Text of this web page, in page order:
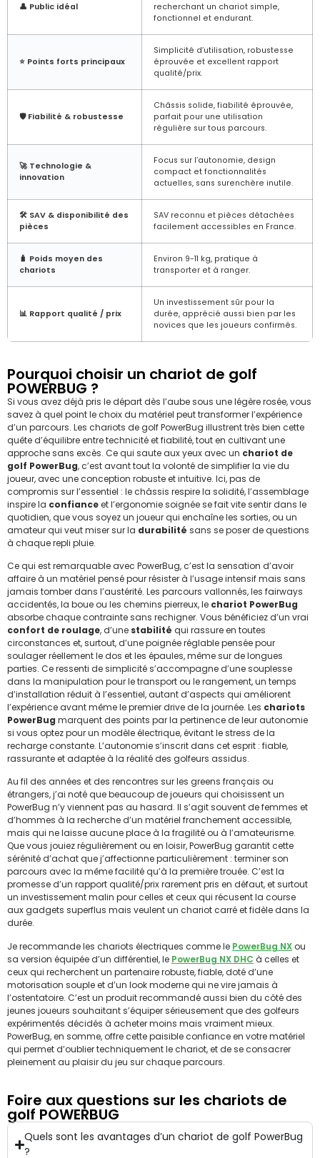
👤 Public idéal
recherchant un chariot simple,
fonctionnel et endurant.
⭐ Points forts principaux
Simplicité d’utilisation, robustesse
éprouvée et excellent rapport
qualité/prix.
🛡️ Fiabilité & robustesse
Châssis solide, fiabilité éprouvée,
parfait pour une utilisation
régulière sur tous parcours.
🚀 Technologie &
innovation
Focus sur l’autonomie, design
compact et fonctionnalités
actuelles, sans surenchère inutile.
🛠️ SAV & disponibilité des
pièces
SAV reconnu et pièces détachées
facilement accessibles en France.
🧳 Poids moyen des
chariots
Environ 9-11 kg, pratique à
transporter et à ranger.
📊 Rapport qualité / prix
Un investissement sûr pour la
durée, apprécié aussi bien par les
novices que les joueurs confirmés.
Pourquoi choisir un chariot de golf
POWERBUG ?
Si vous avez déjà pris le départ dès l’aube sous une légère rosée, vous
savez à quel point le choix du matériel peut transformer l’expérience
d’un parcours. Les chariots de golf PowerBug illustrent très bien cette
quête d’équilibre entre technicité et fiabilité, tout en cultivant une
approche sans excès. Ce qui saute aux yeux avec un chariot de
golf PowerBug, c’est avant tout la volonté de simplifier la vie du
joueur, avec une conception robuste et intuitive. Ici, pas de
compromis sur l’essentiel : le châssis respire la solidité, l’assemblage
inspire la confianceet l’ergonomie soignée se fait vite sentir dans le
quotidien, que vous soyez un joueur qui enchaîne les sorties, ou un
amateur qui veut miser sur la durabilité sans se poser de questions
à chaque repli pluie.
Ce qui est remarquable avec PowerBug, c’est la sensation d’avoir
affaire à un matériel pensé pour résister à l’usage intensif mais sans
jamais tomber dans l’austérité. Les parcours vallonnés, les fairways
accidentés, la boue ou les chemins pierreux, le chariot PowerBug
absorbe chaque contrainte sans rechigner. Vous bénéficiez d’un vrai
confort de roulage, d’une stabilité qui rassure en toutes
circonstances et, surtout, d’une poignée réglable pensée pour
soulager réellement le dos et les épaules, même sur de longues
parties. Ce ressenti de simplicité s’accompagne d’une souplesse
dans la manipulation pour le transport ou le rangement, un temps
d’installation réduit à l’essentiel, autant d’aspects qui améliorent
l’expérience avant même le premier drive de la journée. Les chariots
PowerBug marquent des points par la pertinence de leur autonomie
si vous optez pour un modèle électrique, évitant le stress de la
recharge constante. L’autonomie s’inscrit dans cet esprit : fiable,
rassurante et adaptée à la réalité des golfeurs assidus.
Au fil des années et des rencontres sur les greens français ou
étrangers, j’ai noté que beaucoup de joueurs qui choisissent un
PowerBug n’y viennent pas au hasard. Il s’agit souvent de femmes et
d’hommes à la recherche d’un matériel franchement accessible,
mais qui ne laisse aucune place à la fragilité ou à l’amateurisme.
Que vous jouiez régulièrement ou en loisir, PowerBug garantit cette
sérénité d’achat que j’affectionne particulièrement : terminer son
parcours avec la même facilité qu’à la première trouée. C’est la
promesse d’un rapport qualité/prix rarement pris en défaut, et surtout
un investissement malin pour celles et ceux qui récusent la course
aux gadgets superflus mais veulent un chariot carré et fidèle dans la
durée.
Je recommande les chariots électriques comme le PowerBug NX ou
sa version équipée d’un différentiel, le PowerBug NX DHC à celles et
ceux qui recherchent un partenaire robuste, fiable, doté d’une
motorisation souple et d’un look moderne qui ne vire jamais à
l’ostentatoire. C’est un produit recommandé aussi bien du côté des
jeunes joueurs souhaitant s’équiper sérieusement que des golfeurs
expérimentés décidés à acheter moins mais vraiment mieux.
PowerBug, en somme, offre cette paisible confiance en votre matériel
qui permet d’oublier techniquement le chariot, et de se consacrer
pleinement au plaisir du jeu sur chaque parcours.
Foire aux questions sur les chariots de
golf POWERBUG
Quels sont les avantages d’un chariot de golf PowerBug
?